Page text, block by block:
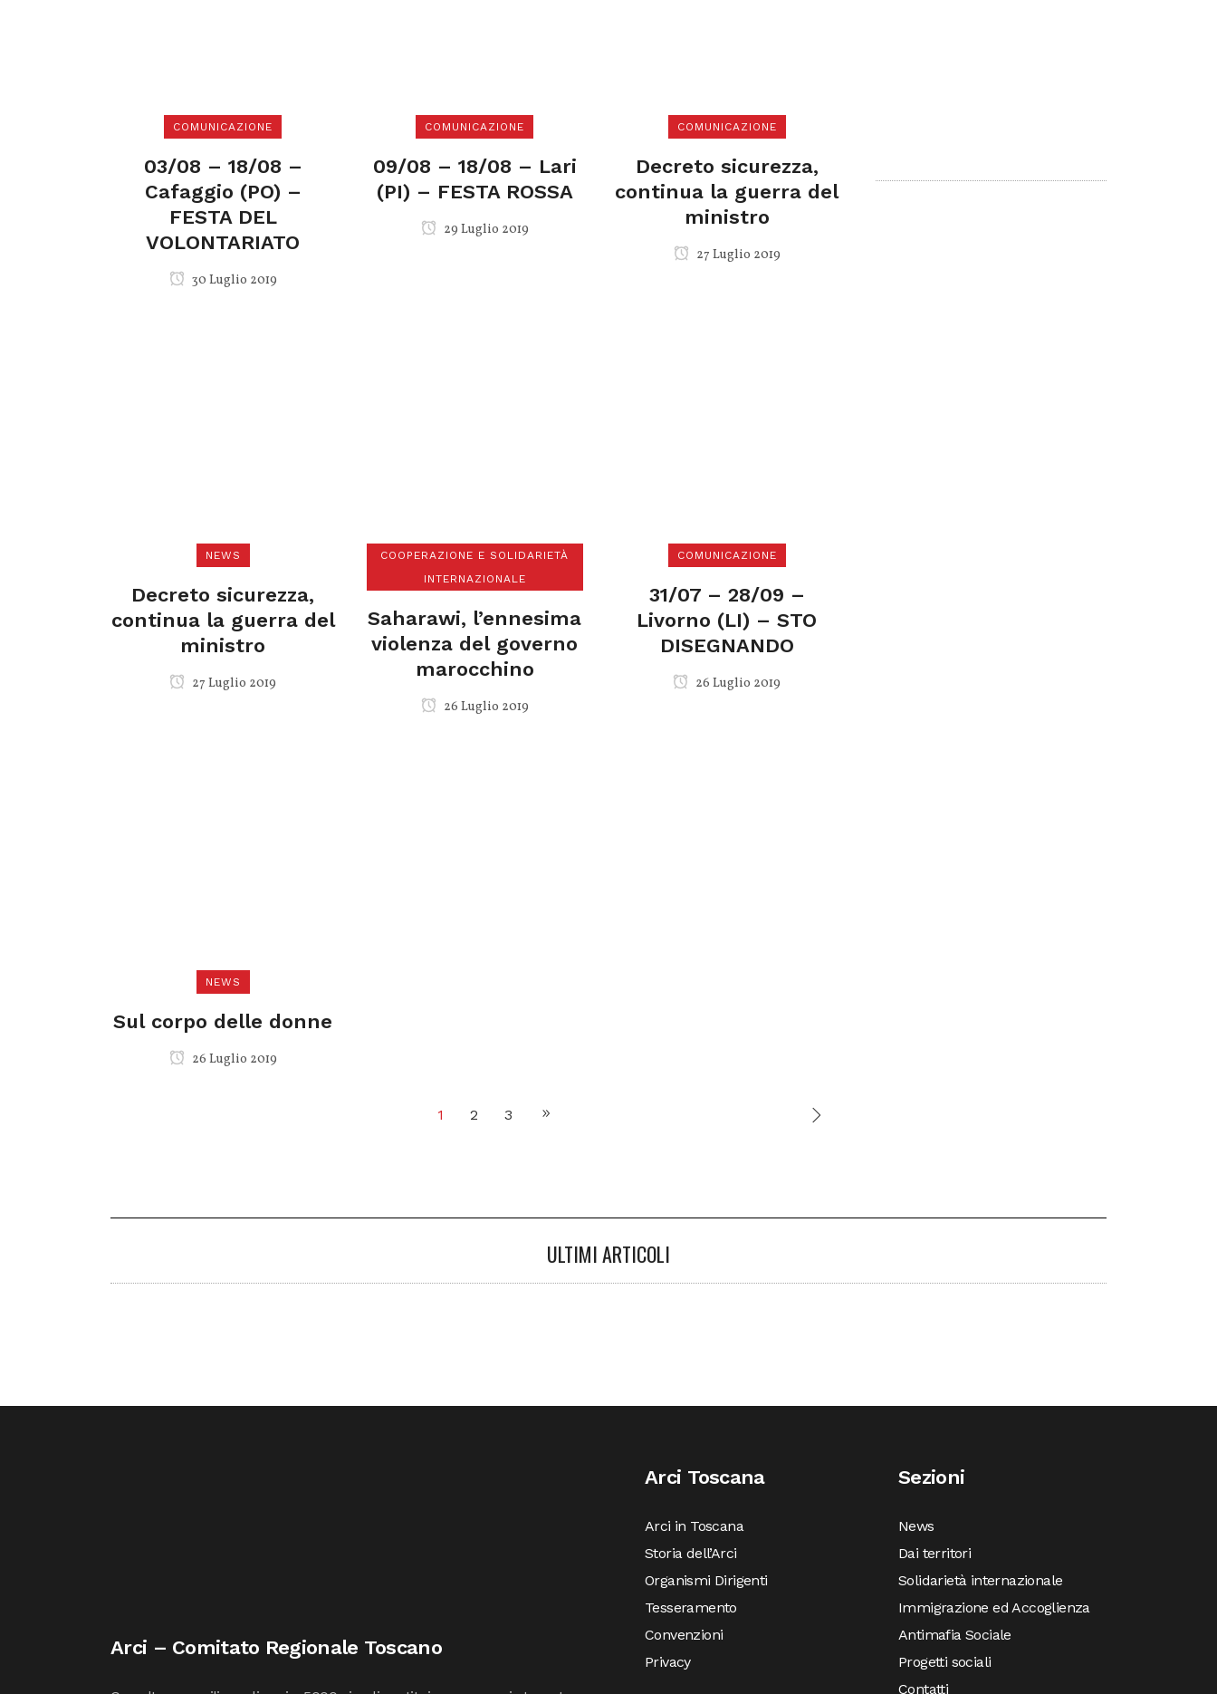
COMUNICAZIONE
03/08 – 18/08 –
Cafaggio (PO) –
FESTA DEL
VOLONTARIATO
30 Luglio 2019
COMUNICAZIONE
09/08 – 18/08 – Lari
(PI) – FESTA ROSSA
29 Luglio 2019
COMUNICAZIONE
Decreto sicurezza,
continua la guerra del
ministro
27 Luglio 2019
NEWS
Decreto sicurezza,
continua la guerra del
ministro
27 Luglio 2019
COOPERAZIONE E SOLIDARIETÀ
INTERNAZIONALE
Saharawi, l’ennesima
violenza del governo
marocchino
26 Luglio 2019
COMUNICAZIONE
31/07 – 28/09 –
Livorno (LI) – STO
DISEGNANDO
26 Luglio 2019
NEWS
Sul corpo delle donne
26 Luglio 2019
1 2 3
ULTIMI ARTICOLI
Arci – Comitato Regionale Toscano
Arci Toscana
Arci in Toscana
Storia dell’Arci
Organismi Dirigenti
Tesseramento
Convenzioni
Privacy
Sezioni
News
Dai territori
Solidarietà internazionale
Immigrazione ed Accoglienza
Antimafia Sociale
Progetti sociali
Contatti